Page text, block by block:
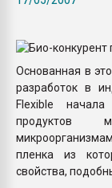
Основанная в
разработок в
Flexible начала
продуктов
пленка из
свойства,